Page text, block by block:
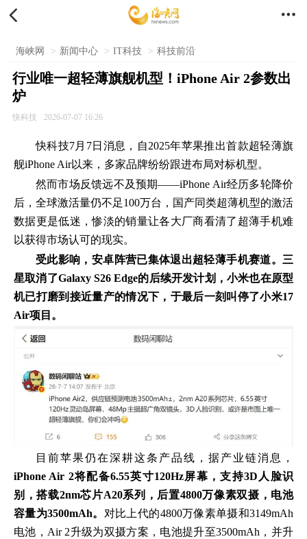
 
海峡网 > 新闻中心 > IT科技 > 科技前沿
行业唯一超轻薄旗舰机型！iPhone Air 2参数出
炉
快科技 2026-07-07 16:26
快科技7月7日消息，自2025年苹果推出首款超轻薄旗
舰iPhone Air以来，多家品牌纷纷跟进布局对标机型。
然而市场反馈远不及预期——iPhone Air经历多轮降价
后，全球激活量仍不足100万台，国产同类超薄机型的激活
数据更是低迷，惨淡的销量让各大厂商看清了超薄手机难
以获得市场认可的现实。
受此影响，安卓阵营已集体退出超轻薄手机赛道。三
星取消了Galaxy S26 Edge的后续开发计划，小米也在原型
机已打磨到接近量产的情况下，于最后一刻叫停了小米17
Air项目。
目前苹果仍在深耕这条产品线，据产业链消息，
iPhone Air 2将配备6.55英寸120Hz屏幕，支持3D人脸识
别，搭载2nm芯片A20系列，后置4800万像素双摄，电池
容量为3500mAh。 对比上代的4800万像素单摄和3149mAh
电池，Air 2升级为双摄方案，电池提升至3500mAh，并升